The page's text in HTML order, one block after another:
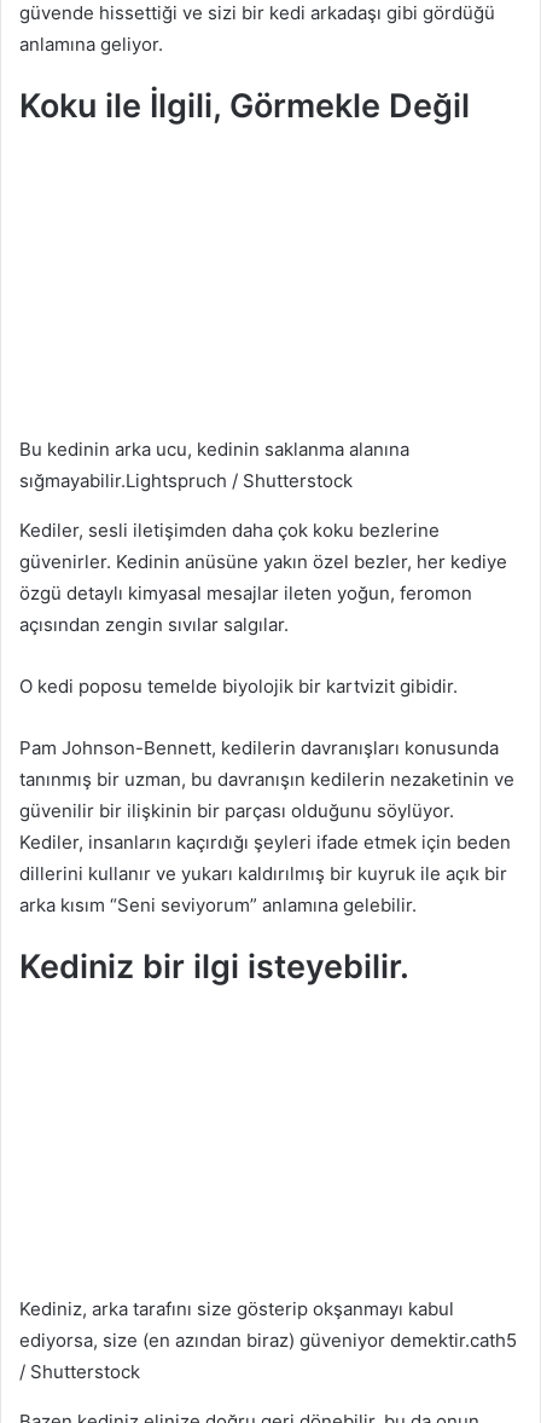
güvende hissettiği ve sizi bir kedi arkadaşı gibi gördüğü
anlamına geliyor.
Koku ile İlgili, Görmekle Değil
Bu kedinin arka ucu, kedinin saklanma alanına
sığmayabilir.Lightspruch / Shutterstock
Kediler, sesli iletişimden daha çok koku bezlerine
güvenirler. Kedinin anüsüne yakın özel bezler, her kediye
özgü detaylı kimyasal mesajlar ileten yoğun, feromon
açısından zengin sıvılar salgılar.
O kedi poposu temelde biyolojik bir kartvizit gibidir.
Pam Johnson-Bennett, kedilerin davranışları konusunda
tanınmış bir uzman, bu davranışın kedilerin nezaketinin ve
güvenilir bir ilişkinin bir parçası olduğunu söylüyor.
Kediler, insanların kaçırdığı şeyleri ifade etmek için beden
dillerini kullanır ve yukarı kaldırılmış bir kuyruk ile açık bir
arka kısım “Seni seviyorum” anlamına gelebilir.
Kediniz bir ilgi isteyebilir.
Kediniz, arka tarafını size gösterip okşanmayı kabul
ediyorsa, size (en azından biraz) güveniyor demektir.cath5
/ Shutterstock